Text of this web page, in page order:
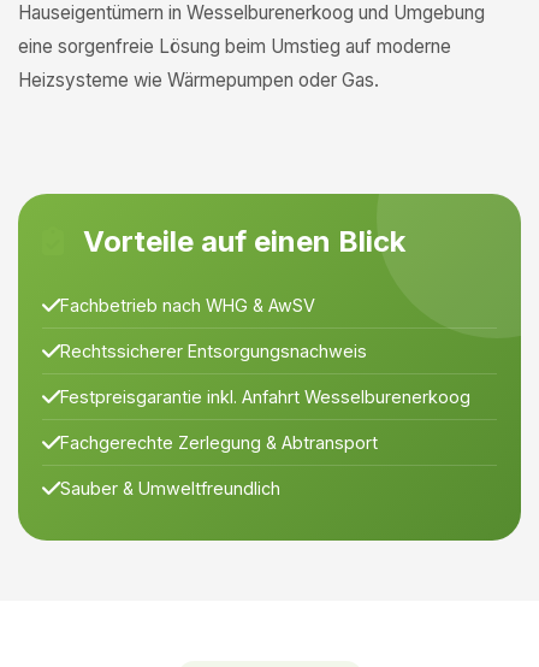
Hauseigentümern in Wesselburenerkoog und Umgebung
eine sorgenfreie Lösung beim Umstieg auf moderne
Heizsysteme wie Wärmepumpen oder Gas.
Vorteile auf einen Blick
Fachbetrieb nach WHG & AwSV
Rechtssicherer Entsorgungsnachweis
Festpreisgarantie inkl. Anfahrt Wesselburenerkoog
Fachgerechte Zerlegung & Abtransport
Sauber & Umweltfreundlich